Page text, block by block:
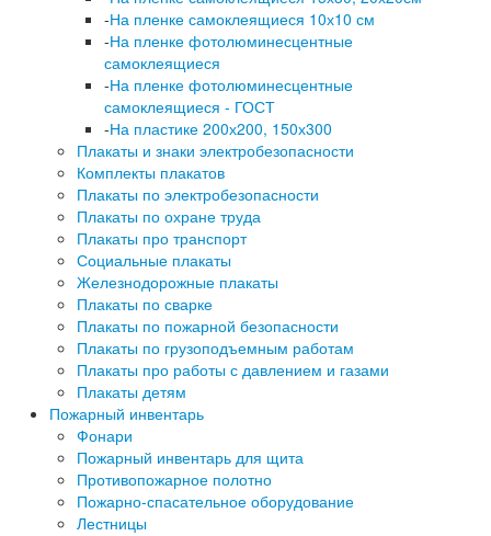
-На пленке самоклеящиеся 10х10 см
-На пленке фотолюминесцентные
самоклеящиеся
-На пленке фотолюминесцентные
самоклеящиеся - ГОСТ
-На пластике 200х200, 150х300
Плакаты и знаки электробезопасности
Комплекты плакатов
Плакаты по электробезопасности
Плакаты по охране труда
Плакаты про транспорт
Социальные плакаты
Железнодорожные плакаты
Плакаты по сварке
Плакаты по пожарной безопасности
Плакаты по грузоподъемным работам
Плакаты про работы с давлением и газами
Плакаты детям
Пожарный инвентарь
Фонари
Пожарный инвентарь для щита
Противопожарное полотно
Пожарно-спасательное оборудование
Лестницы